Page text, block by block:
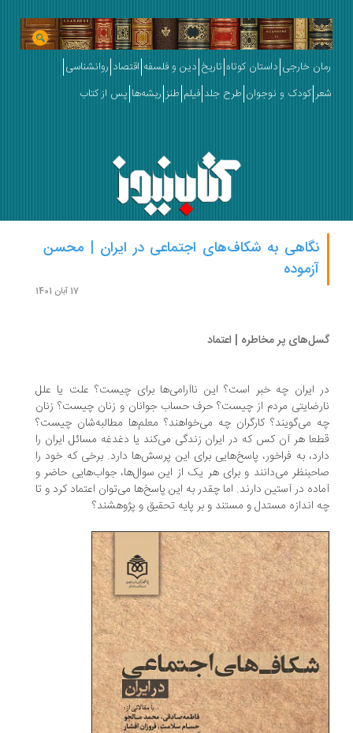
رمان خارجی داستان کوتاه تاریخ دین و فلسفه اقتصاد روانشناسی
شعر کودک و نوجوان طرح جلد فیلم طنز ریشه‌ها پس از کتاب
نگاهی به شکاف‌های اجتماعی در ایران | محسن
آزموده
17 آبان 1401
گسل‌های پر مخاطره | اعتماد
در ایران چه خبر است؟ این ناآرامی‌ها برای چیست؟ علت یا علل
نارضایتی مردم از چیست؟ حرف حساب جوانان و زنان چیست؟ زنان
چه می‌گویند؟ کارگران چه می‌خواهند؟ معلم‌ها مطالبه‌شان چیست؟
قطعا هر آن کس که در ایران زندگی می‌کند یا دغدغه مسائل ایران را
دارد، به فراخور، پاسخ‌هایی برای این پرسش‌ها دارد. برخی که خود را
صاحبنظر می‌دانند و برای هر یک از این سوال‌ها، جواب‌هایی حاضر و
آماده در آستین دارند. اما چقدر به این پاسخ‌ها می‌توان اعتماد کرد و تا
چه اندازه مستدل و مستند و بر پایه تحقیق و پژوهشند؟